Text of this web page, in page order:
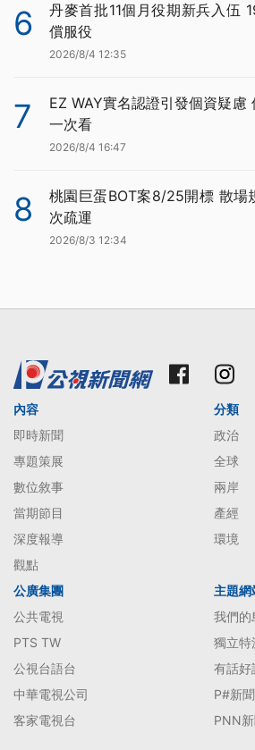
6
丹麥首批11個月役期新兵入伍
償服役
2026/8/4 12:35
7
EZ WAY實名認證引發個資疑慮
一次看
2026/8/4 16:47
8
桃園巨蛋BOT案8/25開標 散場
次疏運
2026/8/3 12:34
內容
即時新聞
專題策展
數位敘事
當期節目
深度報導
觀點
分類
政治
全球
兩岸
產經
環境
公廣集團
公共電視
PTS TW
公視台語台
中華電視公司
客家電視台
主題網
我們的
獨立特
有話好
P#新
PNN